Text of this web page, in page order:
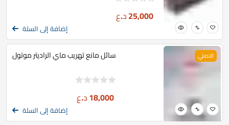
25,000د.ع
إضافة إلى السلة
الاصلي سائل مانع تهريب ماي الراديتر موتول
18,000د.ع
إضافة إلى السلة